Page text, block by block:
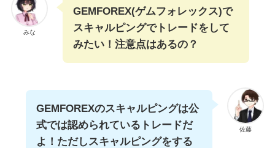
みな
GEMFOREX(ゲムフォレックス)で
スキャルピングでトレードをして
みたい！注意点はあるの？
佐藤
GEMFOREXのスキャルピングは公
式では認められているトレードだ
よ！ただしスキャルピングをする